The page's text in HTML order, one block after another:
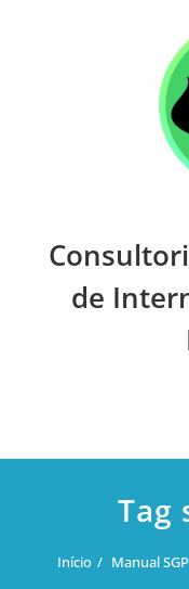
de
Tag
Início Manual